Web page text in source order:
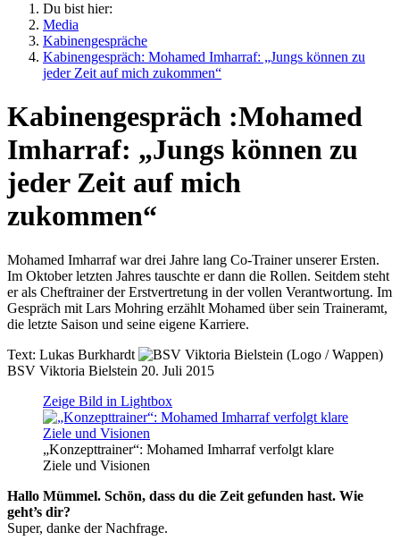
Du bist hier:
Media
Kabinengespräche
Kabinengespräch: Mohamed Imharraf: „Jungs können zu
jeder Zeit auf mich zukommen“
Kabinengespräch :Mohamed
Imharraf: „Jungs können zu
jeder Zeit auf mich
zukommen“
Mohamed Imharraf war drei Jahre lang Co-Trainer unserer Ersten.
Im Oktober letzten Jahres tauschte er dann die Rollen. Seitdem steht
er als Cheftrainer der Erstvertretung in der vollen Verantwortung. Im
Gespräch mit Lars Mohring erzählt Mohamed über sein Traineramt,
die letzte Saison und seine eigene Karriere.
Text: Lukas Burkhardt
BSV Viktoria Bielstein 20. Juli 2015
Zeige Bild in Lightbox
„Konzepttrainer“: Mohamed Imharraf verfolgt klare
Ziele und Visionen
Hallo Mümmel. Schön, dass du die Zeit gefunden hast. Wie
geht’s dir?
Super, danke der Nachfrage.